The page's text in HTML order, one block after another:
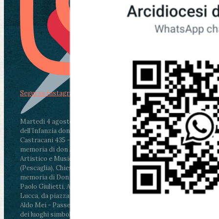
Martedì 4 agosto2026
ore 11:30 - Lucca, Scuola
dell’Infanzia don Aldo Mei - Viale Castruccio
Castracani 435 - Inaugurazione murales in
memoria di don Aldo Mei curato dal Liceo
Artistico e Musicale “Passaglia”
ore 18 - Fiano
(Pescaglia), Chiesa parrocchiale - Messa in
memoria di Don Aldo Mei celebrata da mons.
Paolo Giulietti, Arcivescovo di Lucca
ore 20.30 -
Lucca, da piazza San Michele al Cippo di don
Aldo Mei - Passeggiata della Memoria in alcuni
dei luoghi simbolo della città. Ritrovo alle ore
Segui su Instagram